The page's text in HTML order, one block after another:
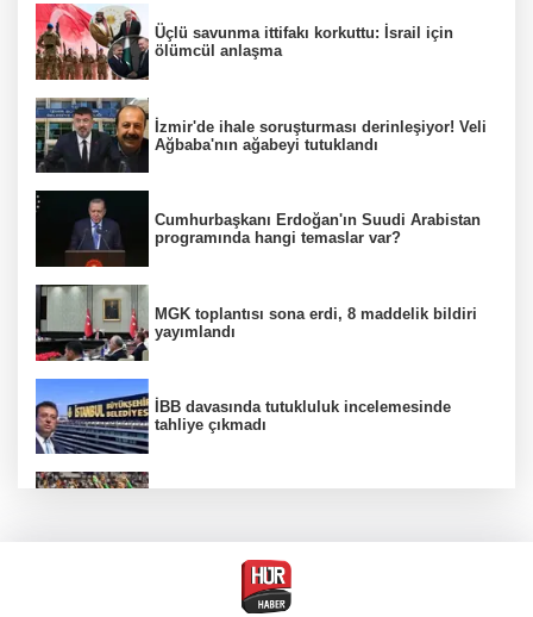
Üçlü savunma ittifakı korkuttu: İsrail için
ölümcül anlaşma
İzmir'de ihale soruşturması derinleşiyor! Veli
Ağbaba'nın ağabeyi tutuklandı
Cumhurbaşkanı Erdoğan'ın Suudi Arabistan
programında hangi temaslar var?
MGK toplantısı sona erdi, 8 maddelik bildiri
yayımlandı
İBB davasında tutukluluk incelemesinde
tahliye çıkmadı
Venezuela'da iktidar partisi ile muhalefet
mutabık kaldı